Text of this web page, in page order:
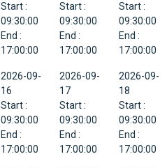
Start :
09:30:00
End :
17:00:00
Start :
09:30:00
End :
17:00:00
Start :
09:30:00
End :
17:00:00
2026-09-
16
Start :
09:30:00
End :
17:00:00
2026-09-
17
Start :
09:30:00
End :
17:00:00
2026-09-
18
Start :
09:30:00
End :
17:00:00